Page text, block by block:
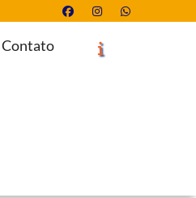
Contato